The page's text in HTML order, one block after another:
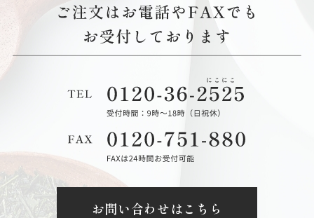
お問い合わせはこちら